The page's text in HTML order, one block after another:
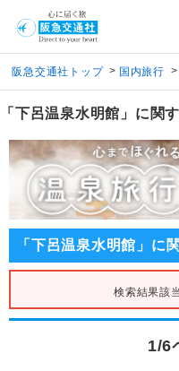
阪急交通社トップ > 国内旅行 >
「下呂温泉水明館」に関
「下呂温泉水明館」に
検索結果該
1/6